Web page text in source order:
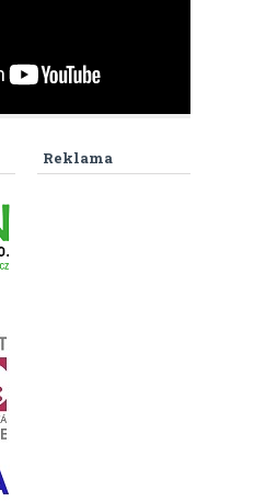
Reklama